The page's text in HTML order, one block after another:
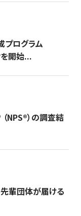
プログラム
を開始...
NPS®︎）の調査結
輩団体が届ける